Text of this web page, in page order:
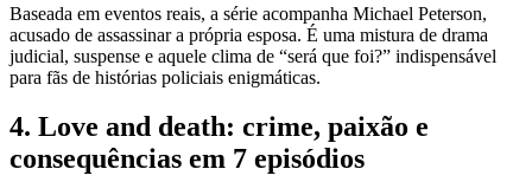
Baseada em eventos reais, a série acompanha Michael Peterson,
acusado de assassinar a própria esposa. É uma mistura de drama
judicial, suspense e aquele clima de “será que foi?” indispensável
para fãs de histórias policiais enigmáticas.
4. Love and death: crime, paixão e
consequências em 7 episódios